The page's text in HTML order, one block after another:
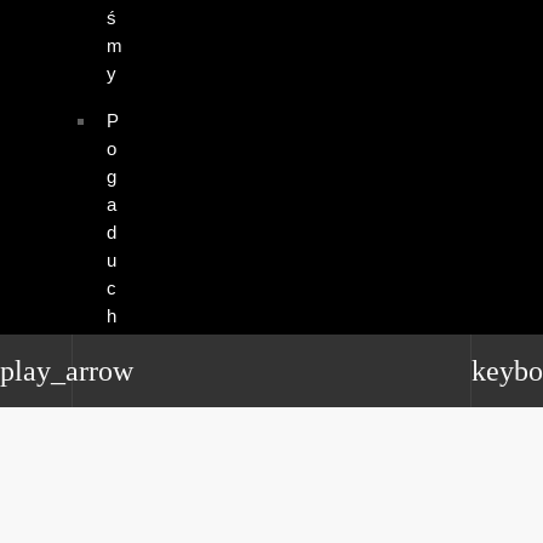
play_arrow
ś
m
y
P
o
g
a
d
u
c
h
o